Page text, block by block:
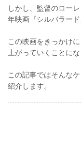
しかし、監督のロー
年映画『シルバラード
この映画をきっかけ
上がっていくことにな
この記事ではそんな
紹介します。